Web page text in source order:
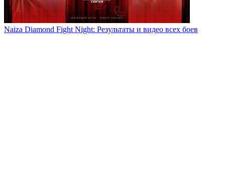
Naiza Diamond Fight Night: Результаты и видео всех боев